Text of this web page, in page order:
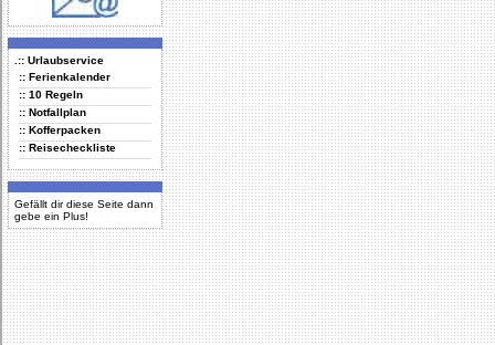
.:: Urlaubservice
:: Ferienkalender
:: 10 Regeln
:: Notfallplan
:: Kofferpacken
:: Reisecheckliste
Gefällt dir diese Seite dann
gebe ein Plus!